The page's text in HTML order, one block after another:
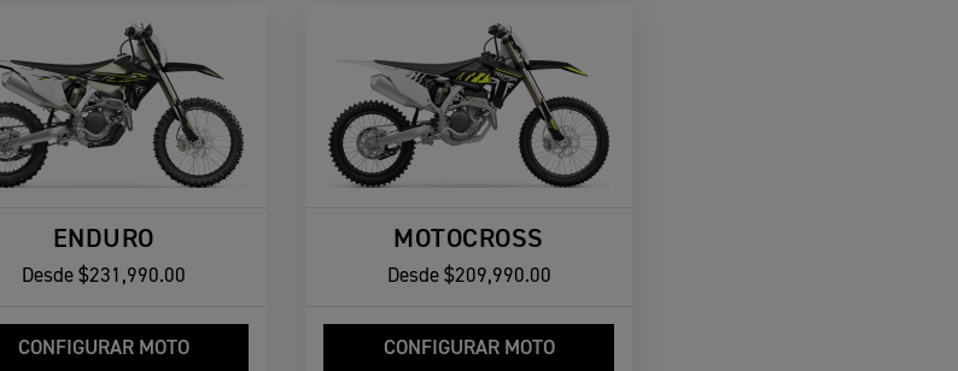
ENDURO
Desde $231,990.00
CONFIGURAR MOTO
MOTOCROSS
Desde $209,990.00
CONFIGURAR MOTO